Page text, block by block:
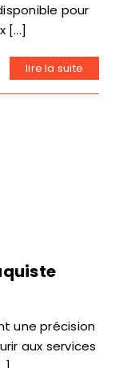
pour
[...]
lire la suite
une précision
aux services